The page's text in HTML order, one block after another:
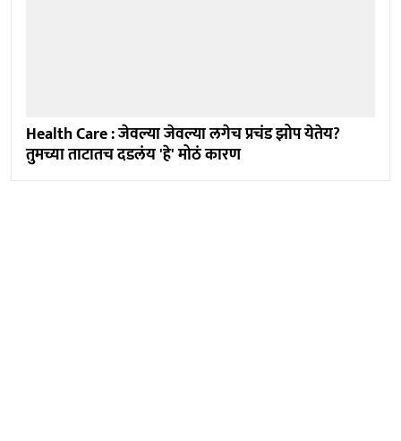
Health Care : जेवल्या जेवल्या लगेच प्रचंड झोप येतेय?
तुमच्या ताटातच दडलंय 'हे' मोठं कारण